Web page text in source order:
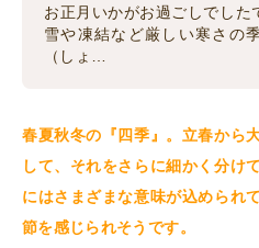
お正月いかがお過ごしでした
雪や凍結など厳しい寒さ
（しょ…
春夏秋冬の『四季』。立春から
して、それをさらに細かく分け
にはさまざまな意味が込められ
節を感じられそうです。